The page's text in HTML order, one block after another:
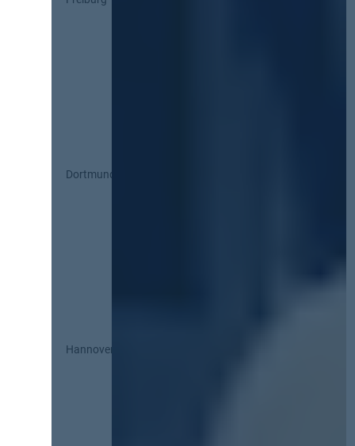
Dortmund
Hannover